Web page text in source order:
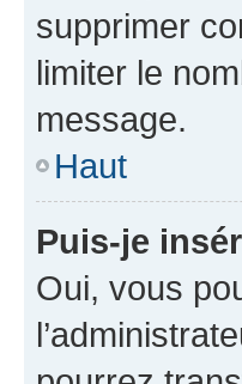
supprimer
limiter le
message.
Haut
Puis-je
Oui, vous